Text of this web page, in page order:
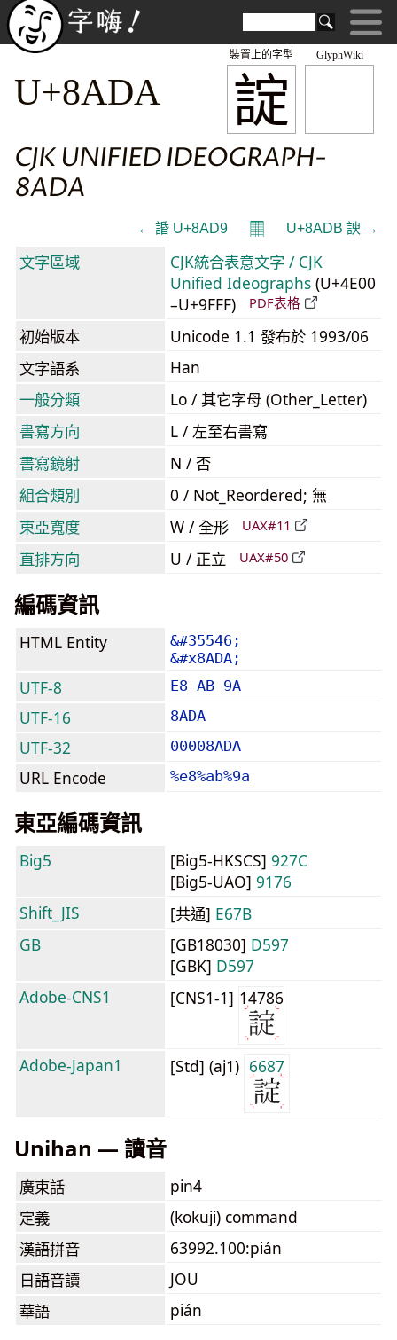
GlyphWiki
諚
裝置上的字型
U+8ADA
CJK UNIFIED IDEOGRAPH-
8ADA
← 諙 U+8AD9 𝄜 U+8ADB 諛 →
文字區域
CJK統合表意文字 / CJK
Unified Ideographs (U+4E00
–U+9FFF)
PDF表格
初始版本
Unicode 1.1 發布於 1993/06
文字語系
Han
一般分類
Lo / 其它字母 (Other_Letter)
書寫方向
L / 左至右書寫
書寫鏡射
N / 否
組合類別
0 / Not_Reordered; 無
東亞寬度
W / 全形 UAX#11
直排方向 U / 正立 UAX#50
編碼資訊
HTML Entity
&#35546;
&#x8ADA;
UTF-8 E8 AB 9A
UTF-16 8ADA
UTF-32 00008ADA
URL Encode %e8%ab%9a
東亞編碼資訊
Big5 [Big5-HKSCS] 927C
[Big5-UAO] 9176
Shift_JIS
[共通] E67B
GB
[GB18030] D597
[GBK] D597
Adobe-CNS1
[CNS1-1] 14786
Adobe-Japan1 [Std] (aj1) 6687
Unihan — 讀音
廣東話
pin4
定義
(kokuji) command
漢語拼音
63992.100:pián
日語音讀
JOU
華語
pián